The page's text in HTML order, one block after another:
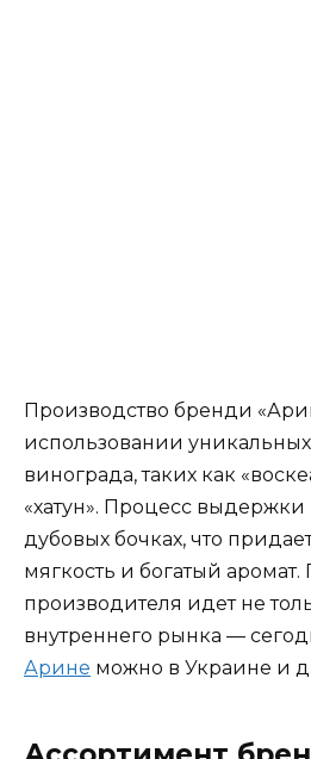
Производство бренди
использовании
винограда, таких как
«хатун». Процесс выдержки
дубовых бочках, что
мягкость и богатый
производителя идет не
внутреннего рынка —
Арине можно в Украине и